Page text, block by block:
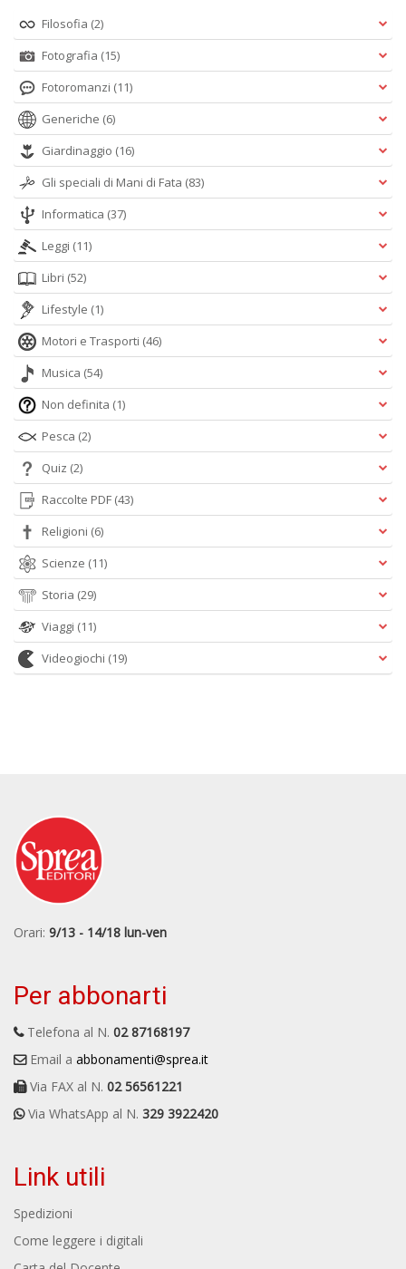
Filosofia (2)
Fotografia (15)
Fotoromanzi (11)
Generiche (6)
Giardinaggio (16)
Gli speciali di Mani di Fata (83)
Informatica (37)
Leggi (11)
Libri (52)
Lifestyle (1)
Motori e Trasporti (46)
Musica (54)
Non definita (1)
Pesca (2)
Quiz (2)
Raccolte PDF (43)
Religioni (6)
Scienze (11)
Storia (29)
Viaggi (11)
Videogiochi (19)
Orari: 9/13 - 14/18 lun-ven
Per abbonarti
Telefona al N. 02 87168197
Email a abbonamenti@sprea.it
Via FAX al N. 02 56561221
Via WhatsApp al N. 329 3922420
Link utili
Spedizioni
Come leggere i digitali